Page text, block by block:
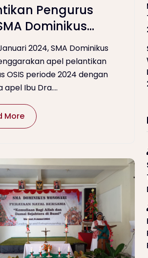
Pengurus
Dominikus
Periode 2024
2024, SMA Dominikus
apel pelantikan
OSIS periode 2024 dengan
apel Ibu Dra....
More